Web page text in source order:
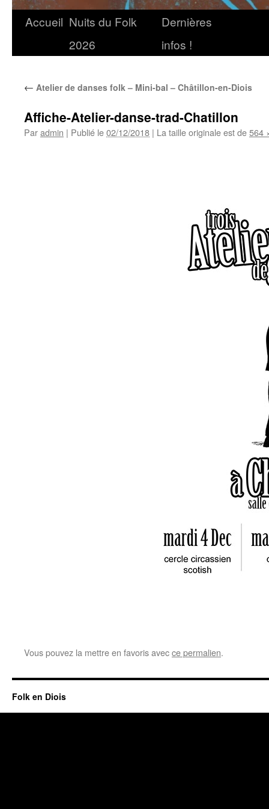
Accueil Nuits du Folk
2026
Dernières
infos !
← Atelier de danses folk – Mini-bal – Châtillon-en-Diois
Affiche-Atelier-danse-trad-Chatillon
Paradmin | Publié le02/12/2018 | La taille originale est de564
Vous pouvez la mettre en favoris avecce permalien.
Folk en Diois